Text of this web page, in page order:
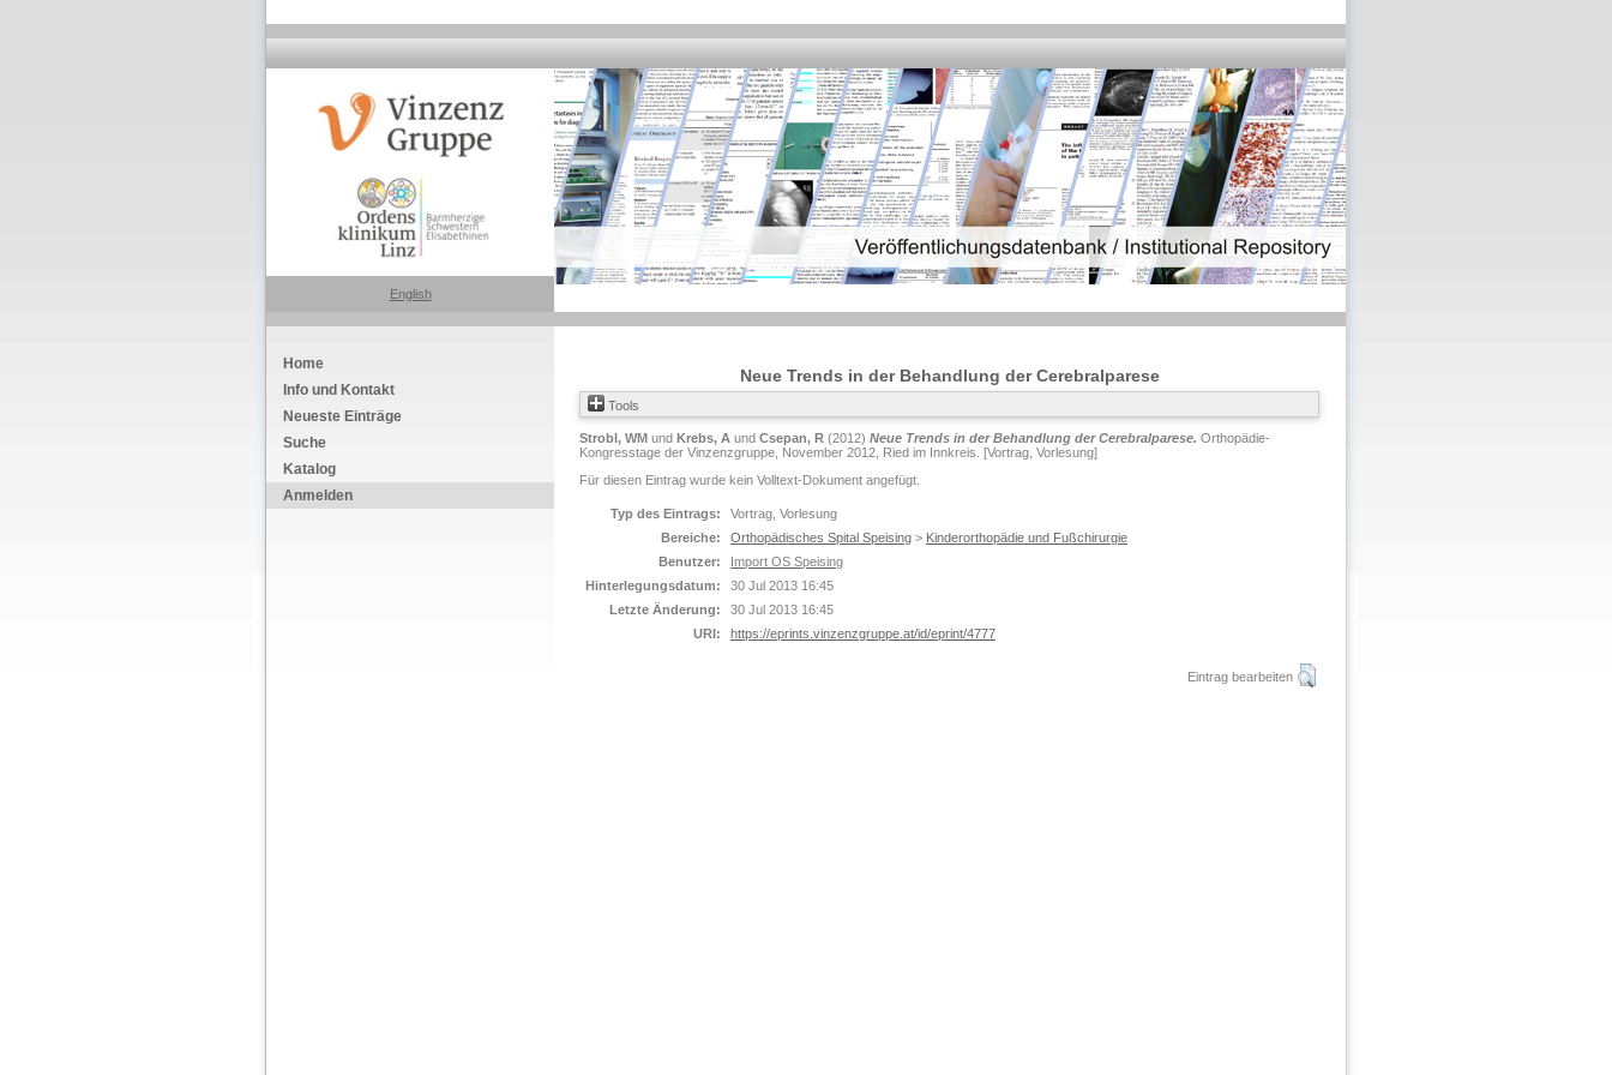
English
Home
Info und Kontakt
Neueste Einträge
Suche
Katalog
Anmelden
Neue Trends in der Behandlung der Cerebralparese
Tools
Strobl, WM und Krebs, A und Csepan, R (2012) Neue Trends in der Behandlung der Cerebralparese. Orthopädie-
Kongresstage der Vinzenzgruppe, November 2012, Ried im Innkreis. [Vortrag, Vorlesung]
Für diesen Eintrag wurde kein Volltext-Dokument angefügt.
Typ des Eintrags:
Vortrag, Vorlesung
Bereiche:
Orthopädisches Spital Speising > Kinderorthopädie und Fußchirurgie
Benutzer:
Import OS Speising
Hinterlegungsdatum:
30 Jul 2013 16:45
Letzte Änderung:
30 Jul 2013 16:45
URI:
https://eprints.vinzenzgruppe.at/id/eprint/4777
Eintrag bearbeiten